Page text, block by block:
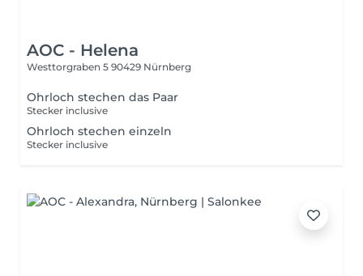
AOC - Helena
Westtorgraben 5 90429 Nürnberg
Ohrloch stechen das Paar
Stecker inclusive
Ohrloch stechen einzeln
Stecker inclusive